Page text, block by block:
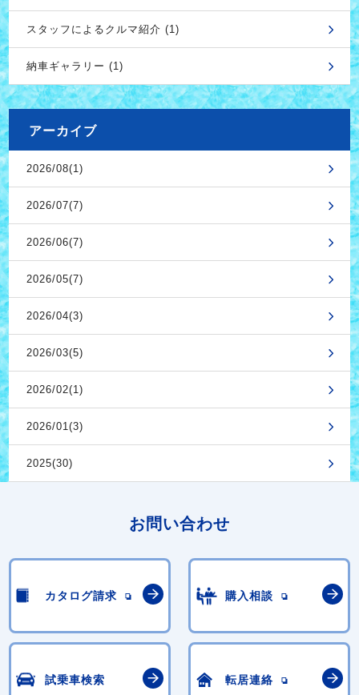
スタッフによるクルマ紹介 (1)
納車ギャラリー (1)
アーカイブ
2026/08(1)
2026/07(7)
2026/06(7)
2026/05(7)
2026/04(3)
2026/03(5)
2026/02(1)
2026/01(3)
2025(30)
お問い合わせ
カタログ請求 購入相談
試乗車検索 転居連絡